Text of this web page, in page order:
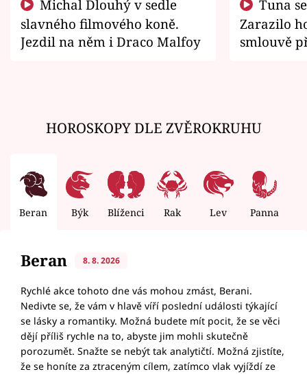
slavného filmového koně.
Jezdil na něm i Draco Malfoy
Zarazilo
smlouvě
HOROSKOPY DLE ZVĚROKRUHU
Beran Býk Blíženci Rak Lev Panna
Beran 8. 8. 2026
Rychlé akce tohoto dne vás mohou zmást, Berani.
Nedivte se, že vám v hlavě víří poslední události týkající
se lásky a romantiky. Možná budete mít pocit, že se věci
dějí příliš rychle na to, abyste jim mohli skutečně
porozumět. Snažte se nebýt tak analytičtí. Možná zjistíte,
že se honíte za ztraceným cílem, zatímco vlak vyjíždí ze